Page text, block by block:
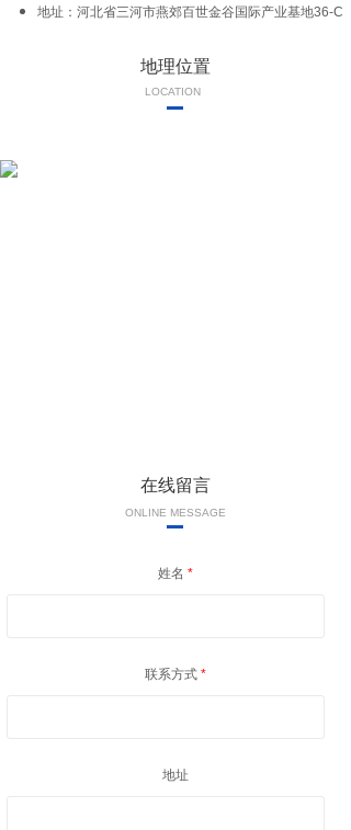
地址：河北省三河市燕郊百世金谷国际产业基地36-C
地理位置
LOCATION
在线留言
ONLINE MESSAGE
姓名 *
联系方式 *
地址